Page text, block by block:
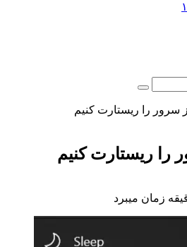
جستجو
برای
سرور را ریستارت کنیم
را ریستارت کنیم